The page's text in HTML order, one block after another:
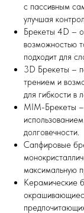
с пассивным
улучшая
Брекеты 4D –
возможностью
подходит для
3D Брекеты –
трением и
для гибкости в
MIM-Брекеты –
долговечности.
Сапфировые
максимальную
Керамические